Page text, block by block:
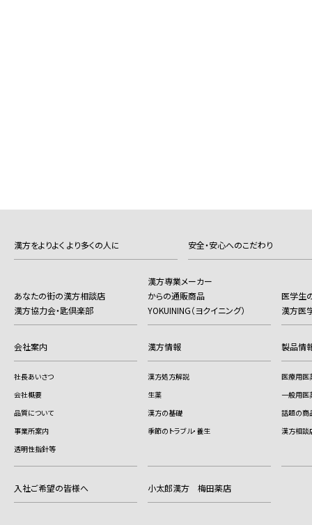
漢方をよりよく より多くの人に 安全・安心へのこだわり
あなたの街の漢方相談店
漢方協力会・匙倶楽部
漢方専業メーカー
からの通販商品
YOKUINING（ヨクイニング）
医学生
漢方医
会社案内
社長あいさつ
会社概要
品質について
事業所案内
透明性指針等
漢方情報
漢方処方解説
生薬
漢方の基礎
季節のトラブル・養生
製品情
医療用
一般用
話題の商
漢方相談
入社ご希望の皆様へ 小太郎漢方 梅田薬店